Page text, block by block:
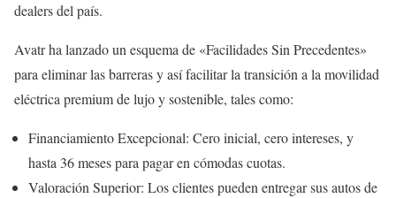
dealers del país.
Avatr ha lanzado un esquema de «Facilidades Sin Precedentes»
para eliminar las barreras y así facilitar la transición a la movilidad
eléctrica premium de lujo y sostenible, tales como:
Financiamiento Excepcional: Cero inicial, cero intereses, y
hasta 36 meses para pagar en cómodas cuotas.
Valoración Superior: Los clientes pueden entregar sus autos de